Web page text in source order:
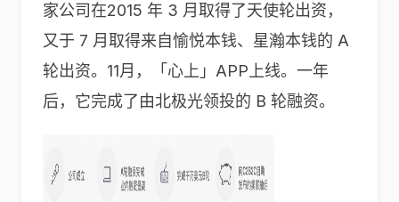
家公司在2015 年 3 月取得了天使轮出资，
又于 7 月取得来自愉悦本钱、星瀚本钱的 A
轮出资。11月，「心上」APP上线。一年
后，它完成了由北极光领投的 B 轮融资。